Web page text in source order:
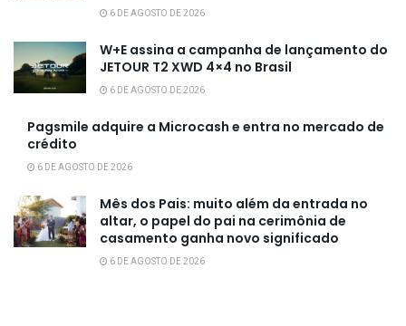
6 DE AGOSTO DE 2026
W+E assina a campanha de lançamento do
JETOUR T2 XWD 4×4 no Brasil
6 DE AGOSTO DE 2026
Pagsmile adquire a Microcash e entra no mercado de
crédito
6 DE AGOSTO DE 2026
Mês dos Pais: muito além da entrada no
altar, o papel do pai na cerimônia de
casamento ganha novo significado
6 DE AGOSTO DE 2026